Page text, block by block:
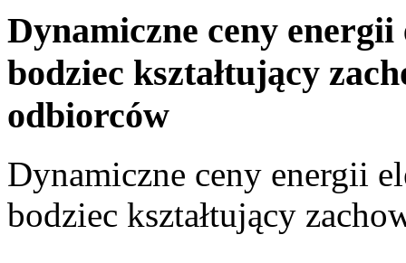
Dynamiczne ceny
bodziec kształtujący
odbiorców
Dynamiczne ceny energii
bodziec kształtujący